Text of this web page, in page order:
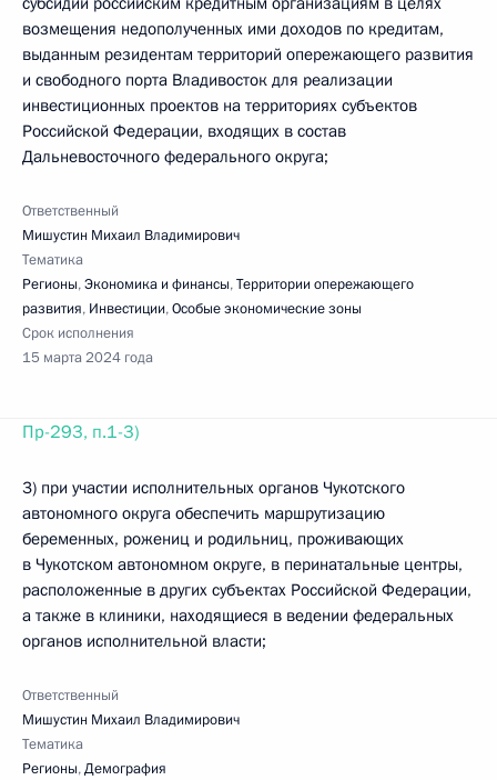
возмещения недополученных ими доходов по кредитам,
выданным резидентам территорий опережающего развития
и свободного порта Владивосток для реализации
инвестиционных проектов на территориях субъектов
Российской Федерации, входящих в состав
Дальневосточного федерального округа;
Ответственный
Мишустин Михаил Владимирович
Тематика
Регионы,Экономика и финансы,Территории опережающего
развития, Инвестиции,Особые экономические зоны
Срок исполнения
15 марта 2024 года
Пр-293, п.1-3)
3) при участии исполнительных органов Чукотского
автономного округа обеспечить маршрутизацию
беременных, рожениц и родильниц, проживающих
в Чукотском автономном округе, в перинатальные центры,
расположенные в других субъектах Российской Федерации,
а также в клиники, находящиеся в ведении федеральных
органов исполнительной власти;
Ответственный
Мишустин Михаил Владимирович
Тематика
Регионы,Демография